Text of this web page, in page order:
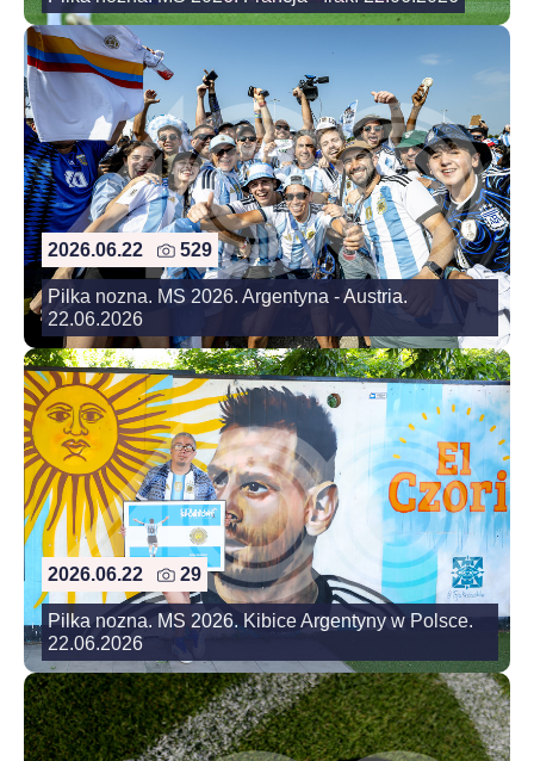
2026.06.22 529
Pilka nozna. MS 2026. Argentyna - Austria.
22.06.2026
2026.06.22 29
Pilka nozna. MS 2026. Kibice Argentyny w Polsce.
22.06.2026